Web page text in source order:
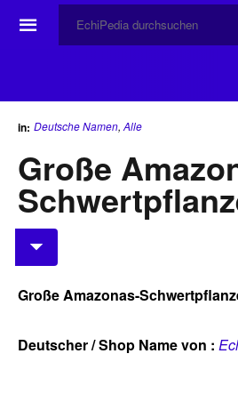
☰
in: Deutsche Namen, Alle
Große
Große Amazonas-
Deutscher / Shop Name von :